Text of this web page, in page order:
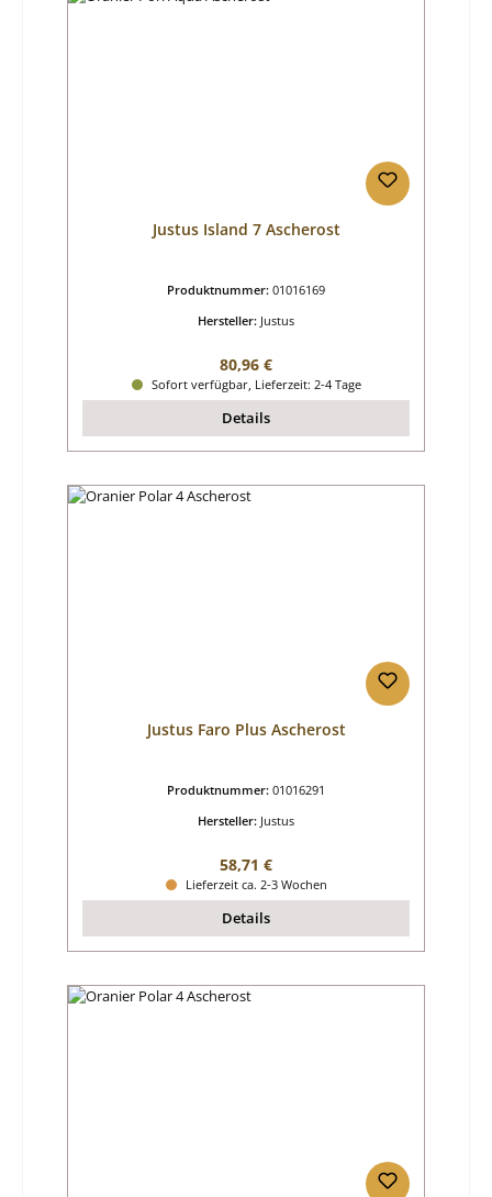
Justus Island 7 Ascherost
Produktnummer: 01016169
Hersteller: Justus
Regulärer Preis:
80,96 €
Sofort verfügbar, Lieferzeit: 2-4 Tage
Details
Justus Faro Plus Ascherost
Produktnummer: 01016291
Hersteller: Justus
Regulärer Preis:
58,71 €
Lieferzeit ca. 2-3 Wochen
Details